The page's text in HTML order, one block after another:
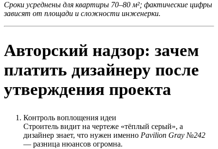
Сроки усреднены для квартиры 70–80 м²; фактические цифры
зависят от площади и сложности инженерки.
Авторский надзор: зачем
платить дизайнеру после
утверждения проекта
Контроль воплощения идеи
Строитель видит на чертеже «тёплый серый», а
дизайнер знает, что нужен именно Pavilion Gray №242
— разница нюансов огромна.